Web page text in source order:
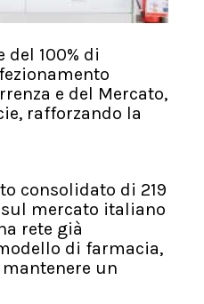
100% di
e del Mercato,
rafforzando la
consolidato di 219
mercato italiano
rete già
di farmacia,
un